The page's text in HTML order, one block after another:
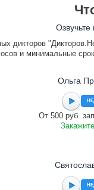
дикторов
и минимальные
Ольга
От 500 руб.